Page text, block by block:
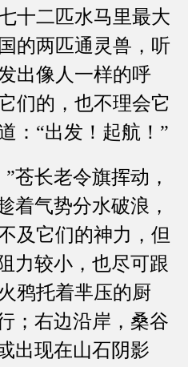
十二匹水马里最大
的两匹通灵兽，听
出像人一样的呼
们的，也不理会它
：“出发！起航！”
长老令旗挥动，
着气势分水破浪，
及它们的神力，但
力较小，也尽可跟
鸦托着芈压的厨
；右边沿岸，桑谷
出现在山石阴影